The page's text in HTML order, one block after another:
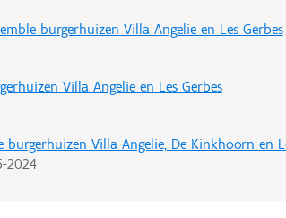
burgerhuizen Villa Angelie en Les Gerbes
Villa Angelie en Les Gerbes
burgerhuizen Villa Angelie, De Kinkhoorn en
2024